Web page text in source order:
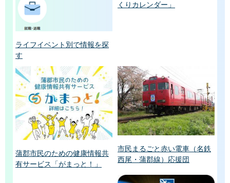
ライフイベント別で情報を探
す
くりカレンダー」
蒲郡市民のための健康情報共
有サービス「がまっと！」
市民まるごと赤い電車（名鉄
西尾・蒲郡線）応援団